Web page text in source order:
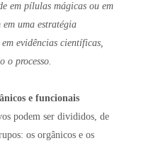
em pílulas mágicas ou em
em uma estratégia
evidências científicas,
o processo.
e funcionais
podem ser divididos, de
os orgânicos e os